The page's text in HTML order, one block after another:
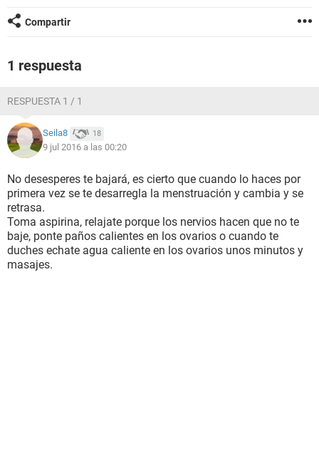
Compartir
1 respuesta
RESPUESTA 1 / 1
Seila8 18
9 jul 2016 a las 00:20
No desesperes te bajará, es cierto que cuando lo haces por
primera vez se te desarregla la menstruación y cambia y se
retrasa.
Toma aspirina, relajate porque los nervios hacen que no te
baje, ponte paños calientes en los ovarios o cuando te
duches echate agua caliente en los ovarios unos minutos y
masajes.